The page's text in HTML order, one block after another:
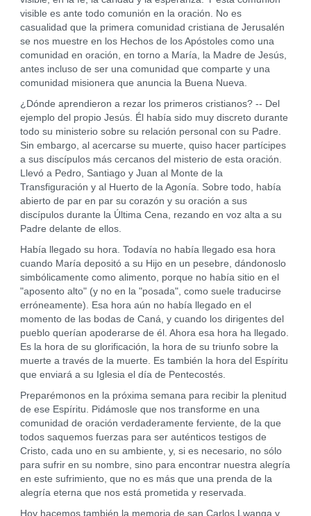
visible es ante todo comunión en la oración. No es
casualidad que la primera comunidad cristiana de Jerusalén
se nos muestre en los Hechos de los Apóstoles como una
comunidad en oración, en torno a María, la Madre de Jesús,
antes incluso de ser una comunidad que comparte y una
comunidad misionera que anuncia la Buena Nueva.
¿Dónde aprendieron a rezar los primeros cristianos? -- Del
ejemplo del propio Jesús. Él había sido muy discreto durante
todo su ministerio sobre su relación personal con su Padre.
Sin embargo, al acercarse su muerte, quiso hacer partícipes
a sus discípulos más cercanos del misterio de esta oración.
Llevó a Pedro, Santiago y Juan al Monte de la
Transfiguración y al Huerto de la Agonía. Sobre todo, había
abierto de par en par su corazón y su oración a sus
discípulos durante la Última Cena, rezando en voz alta a su
Padre delante de ellos.
Había llegado su hora. Todavía no había llegado esa hora
cuando María depositó a su Hijo en un pesebre, dándonoslo
simbólicamente como alimento, porque no había sitio en el
"aposento alto" (y no en la "posada", como suele traducirse
erróneamente). Esa hora aún no había llegado en el
momento de las bodas de Caná, y cuando los dirigentes del
pueblo querían apoderarse de él. Ahora esa hora ha llegado.
Es la hora de su glorificación, la hora de su triunfo sobre la
muerte a través de la muerte. Es también la hora del Espíritu
que enviará a su Iglesia el día de Pentecostés.
Preparémonos en la próxima semana para recibir la plenitud
de ese Espíritu. Pidámosle que nos transforme en una
comunidad de oración verdaderamente ferviente, de la que
todos saquemos fuerzas para ser auténticos testigos de
Cristo, cada uno en su ambiente, y, si es necesario, no sólo
para sufrir en su nombre, sino para encontrar nuestra alegría
en este sufrimiento, que no es más que una prenda de la
alegría eterna que nos está prometida y reservada.
Hoy hacemos también la memoria de san Carlos Lwanga y